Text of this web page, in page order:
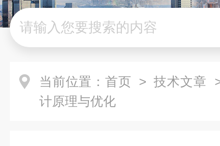
当前位置： 首页 > 技术文章
计原理与优化